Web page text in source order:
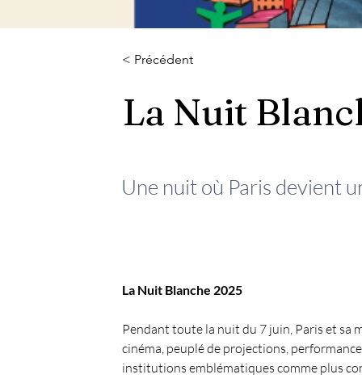
< Précédent
La Nuit
Une nuit où Paris devient
La Nuit Blanche 2025
Pendant toute la nuit du 7 juin, Paris et
cinéma, peuplé de projections,
institutions emblématiques comme plus